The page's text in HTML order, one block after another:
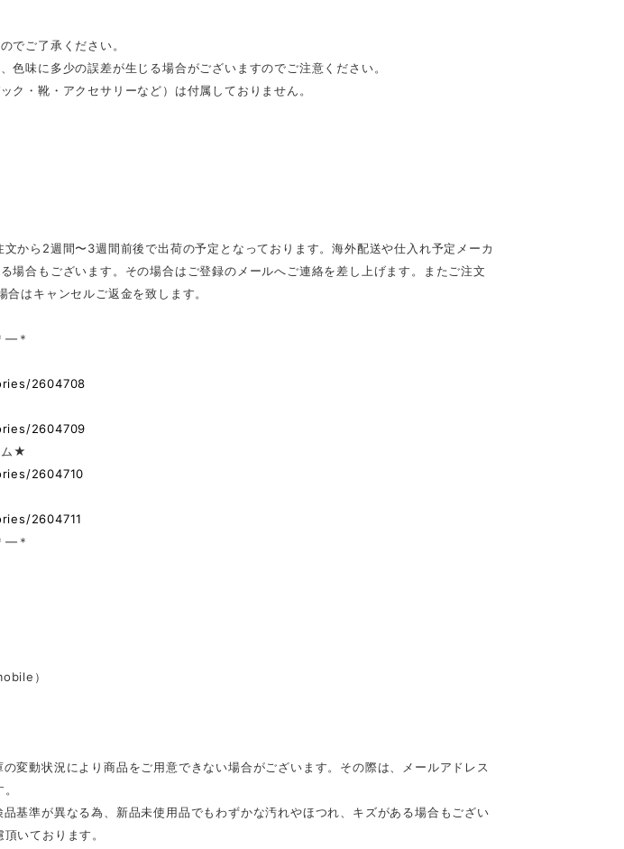
でご了承ください。
色味に多少の誤差が生じる場合がございますのでご注意ください。
ク・靴・アクセサリーなど）は付属しておりません。
から2週間〜3週間前後で出荷の予定となっております。海外配送や仕入れ予定メーカ
場合もございます。その場合はご登録のメールへご連絡を差し上げます。またご注文
はキャンセルご返金を致します。
＊
2604708
2604709
ム★
2604710
2604711
＊
）
変動状況により商品をご用意できない場合がございます。その際は、メールアドレス
基準が異なる為、新品未使用品でもわずかな汚れやほつれ、キズがある場合もござい
いております。